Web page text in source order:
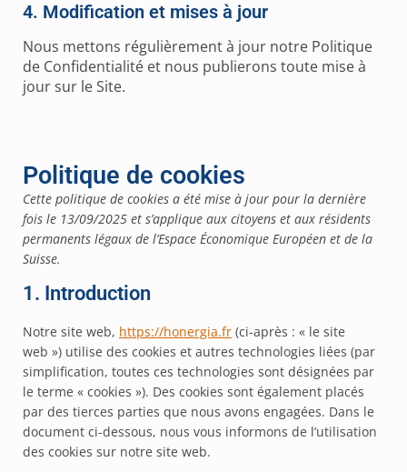
4. Modification et mises à jour
Nous mettons régulièrement à jour notre Politique
de Confidentialité et nous publierons toute mise à
jour sur le Site.
Politique de cookies
Cette politique de cookies a été mise à jour pour la dernière
fois le 13/09/2025 et s’applique aux citoyens et aux résidents
permanents légaux de l’Espace Économique Européen et de la
Suisse.
1. Introduction
Notre site web, https://honergia.fr (ci-après : « le site
web ») utilise des cookies et autres technologies liées (par
simplification, toutes ces technologies sont désignées par
le terme « cookies »). Des cookies sont également placés
par des tierces parties que nous avons engagées. Dans le
document ci-dessous, nous vous informons de l’utilisation
des cookies sur notre site web.